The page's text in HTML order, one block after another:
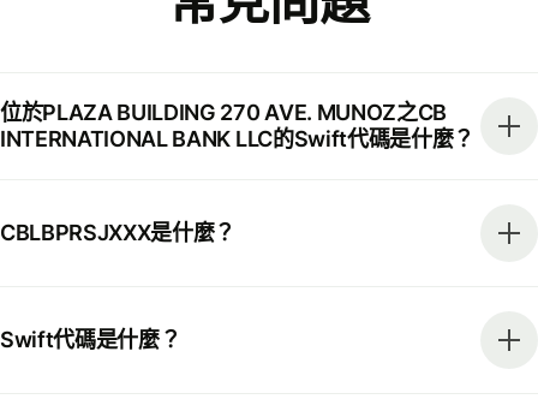
位於PLAZA BUILDING 270 AVE. MUNOZ之CB
INTERNATIONAL BANK LLC的Swift代碼是什麼？
CBLBPRSJXXX是什麼？
Swift代碼是什麼？